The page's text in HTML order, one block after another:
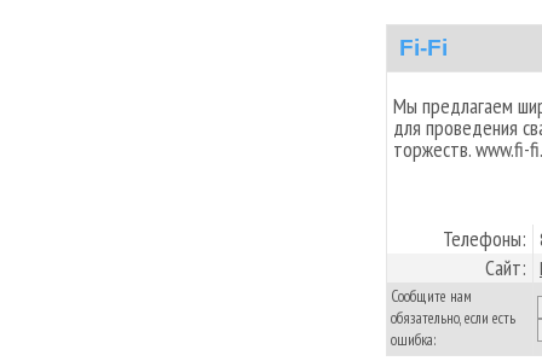
Fi-Fi
Мы предлагаем
для проведения
торжеств. www.fi-
Телефоны:
Сайт:
Сообщите нам
обязательно, если есть
ошибка: